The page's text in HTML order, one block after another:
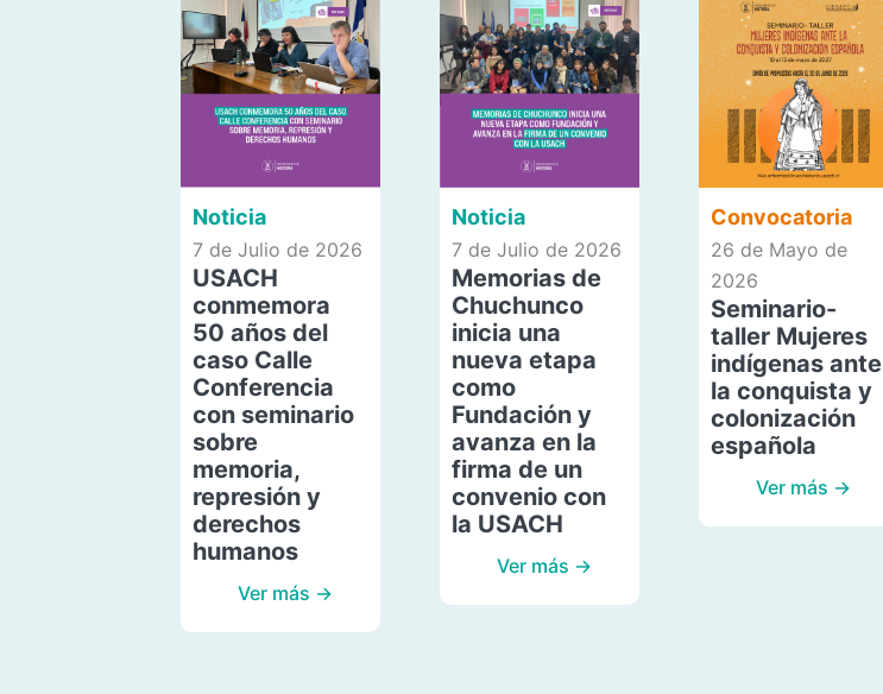
Noticia
7 de Julio de 2026
USACH
conmemora
50 años del
caso Calle
Conferencia
con seminario
sobre
memoria,
represión y
derechos
humanos
Ver más →
Noticia
7 de Julio de 2026
Memorias de
Chuchunco
inicia una
nueva etapa
como
Fundación y
avanza en la
firma de un
convenio con
la USACH
Ver más →
Convocatoria
26 de Mayo de
2026
Seminario-
taller Mujeres
indígenas ante
la conquista y
colonización
española
Ver más →